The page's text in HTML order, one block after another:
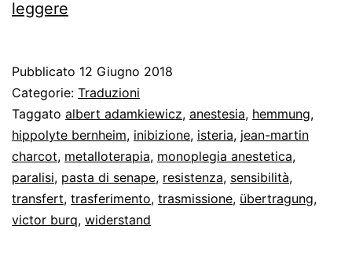
leggere
Monoplegia
anestetica
di
Adamkiewicz
Pubblicato 12 Giugno 2018
Categorie: Traduzioni
Taggato albert adamkiewicz, anestesia, hemmung,
hippolyte bernheim, inibizione, isteria, jean-martin
charcot, metalloterapia, monoplegia anestetica,
paralisi, pasta di senape, resistenza, sensibilità,
transfert, trasferimento, trasmissione, übertragung,
victor burq, widerstand